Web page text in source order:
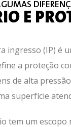
E
ingresso (IP) é
a proteção
de alta
superfície
tem um